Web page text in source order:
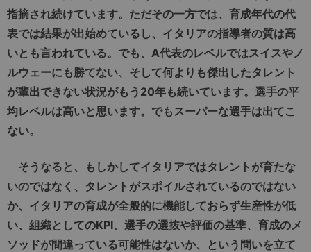
指摘され続けています。ただその一方では、育成年代の代
表では結果が出始めているし、イタリアの指導者の質は高
いとも言われている。でも、A代表のレベルではスイスやノ
ルウェーにも勝てない、そして何よりも傑出したタレント
が輩出できない状況がもう20年も続いています。選手の平
均レベルは高いと思います。でもスーパーな選手は出てこ
ない。
そうなると、もしかしてイタリアではタレントが育たな
いのではなく、タレントがスポイルされているのではない
か、イタリアの育成が全般的に機能しておらず生産性が低
い、組織としてのKPI、選手の選抜や評価の基準、育成のメ
ソッドが間違っている可能性はないか、という問いを立て